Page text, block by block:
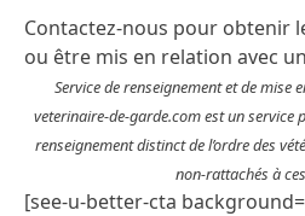
Contactez-nous pour obtenir
ou être mis en relation avec
Service de renseignement et de mise
veterinaire-de-garde.com est un service
renseignement distinct de l’ordre des
non-rattachés à
[see-u-better-cta